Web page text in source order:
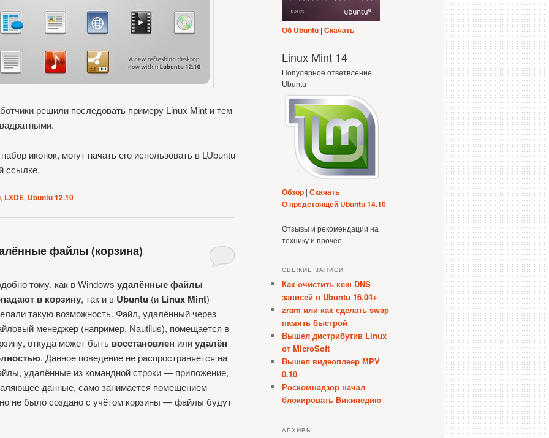
решили последовать примеру Linux Mint и тем
иконок, могут начать его использовать в LUbuntu
ссылке.
, LXDE, Ubuntu 12.10
файлы (корзина)
тому, как в Windowsудалённые файлы
в корзину, так и в Ubuntu (и Linux Mint)
такую возможность. Файл, удалённый через
менеджер (например, Nautilus), помещается в
откуда может быть восстановлен илиудалён
. Данное поведение не распространяется на
удалённые из командной строки — приложение,
данные, само занимается помещением
не было создано с учётом корзины — файлы будут
Об Ubuntu | Скачать
Linux Mint 14
Популярное ответвление
Ubuntu
Обзор | Скачать
О предстоящей Ubuntu 14.10
Отзывы и рекомендации на
технику и прочее
СВЕЖИЕ ЗАПИСИ
Как очистить кеш DNS
записей в Ubuntu 16.04+
zram или как сделать swap
память быстрой
Вышел дистрибутив Linux
от MicroSoft
Вышел видеоплеер MPV
0.10
Роскомнадзор начал
блокировать Википедию
АРХИВЫ